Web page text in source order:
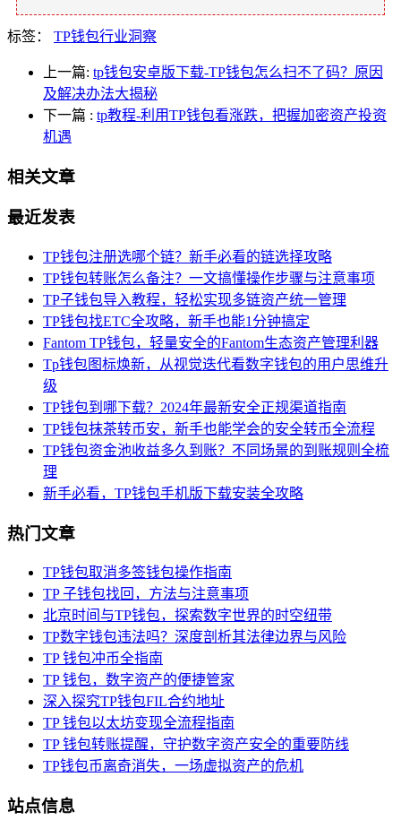
标签： TP钱包行业洞察
上一篇: tp钱包安卓版下载-TP钱包怎么扫不了码？原因
及解决办法大揭秘
下一篇 : tp教程-利用TP钱包看涨跌，把握加密资产投资
机遇
相关文章
最近发表
TP钱包注册选哪个链？新手必看的链选择攻略
TP钱包转账怎么备注？一文搞懂操作步骤与注意事项
TP子钱包导入教程，轻松实现多链资产统一管理
TP钱包找ETC全攻略，新手也能1分钟搞定
Fantom TP钱包，轻量安全的Fantom生态资产管理利器
Tp钱包图标焕新，从视觉迭代看数字钱包的用户思维升
级
TP钱包到哪下载？2024年最新安全正规渠道指南
TP钱包抹茶转币安，新手也能学会的安全转币全流程
TP钱包资金池收益多久到账？不同场景的到账规则全梳
理
新手必看，TP钱包手机版下载安装全攻略
热门文章
TP钱包取消多签钱包操作指南
TP 子钱包找回，方法与注意事项
北京时间与TP钱包，探索数字世界的时空纽带
TP数字钱包违法吗？深度剖析其法律边界与风险
TP 钱包冲币全指南
TP 钱包，数字资产的便捷管家
深入探究TP钱包FIL合约地址
TP 钱包以太坊变现全流程指南
TP 钱包转账提醒，守护数字资产安全的重要防线
TP钱包币离奇消失，一场虚拟资产的危机
站点信息